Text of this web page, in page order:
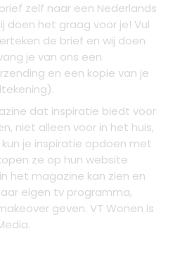
zelf naar een Nederlands
doen het graag voor je! Vul
de brief en wij doen
je van ons een
en een kopie van je
dat inspiratie biedt voor
niet alleen voor in het huis,
je inspiratie opdoen met
ze op hun website
het magazine kan zien en
eigen tv programma,
geven. VT Wonen is